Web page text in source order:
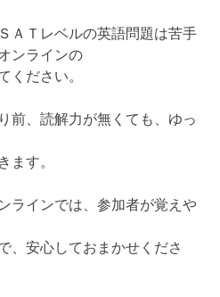
ＡＴレベルの英語問題は苦手
ンラインの
ください。
前、読解力が無くても、ゆっ
ます。
ラインでは、参加者が覚えや
、安心しておまかせくださ